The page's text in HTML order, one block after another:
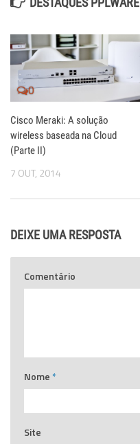
0
Cisco Meraki: A solução
wireless baseada na Cloud
(Parte II)
7 OUT, 2014
DEIXE UMA RESPOSTA
Comentário
Nome *
Site